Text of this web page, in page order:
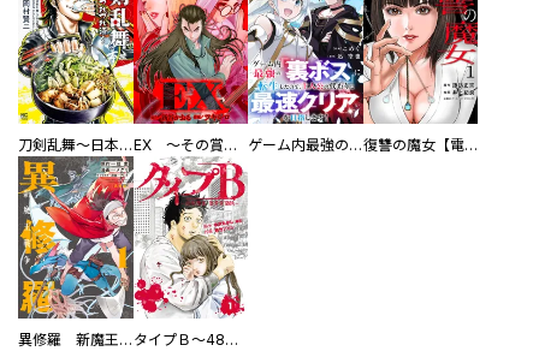
刀剣乱舞～日本号つれづれ酒～ EX ～その賞金稼ぎは、世界の出口を探す～【単行本版】 ゲーム内最強の『裏ボス』に転生したので、主人公の代わりに最速クリアを目指します！【電子単行本版】 復讐の魔女【電子単行本版】
異修羅 新魔王戦争 タイプＢ～48時間後、致死率100％～【単話】